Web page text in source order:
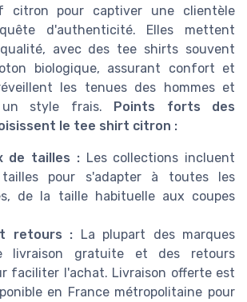
citron pour captiver une clientèle
d'authenticité. Elles mettent
avec des tee shirts souvent
biologique, assurant confort et
les tenues des hommes et
un style frais. Points forts des
le tee shirt citron :
de tailles :Les collections incluent
pour s'adapter à toutes les
de la taille habituelle aux coupes
retours : La plupart des marques
livraison gratuite et des retours
faciliter l'achat. Livraison offerte est
en France métropolitaine pour